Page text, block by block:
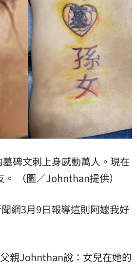
碑文刺上身感動萬人。現在
（圖／Johnthan提供）
網3月9日報導這則阿嬤我好
親Johnthan說：女兒在她的